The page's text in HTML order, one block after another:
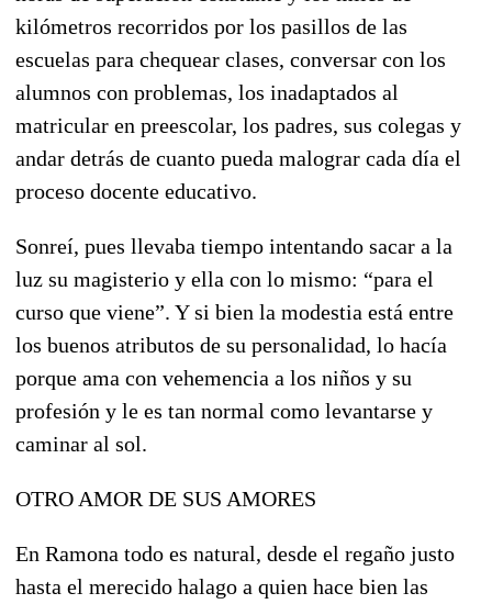
kilómetros recorridos por los pasillos de las
escuelas para chequear clases, conversar con los
alumnos con problemas, los inadaptados al
matricular en preescolar, los padres, sus colegas y
andar detrás de cuanto pueda malograr cada día el
proceso docente educativo.
Sonreí, pues llevaba tiempo intentando sacar a la
luz su magisterio y ella con lo mismo: “para el
curso que viene”. Y si bien la modestia está entre
los buenos atributos de su personalidad, lo hacía
porque ama con vehemencia a los niños y su
profesión y le es tan normal como levantarse y
caminar al sol.
OTRO AMOR DE SUS AMORES
En Ramona todo es natural, desde el regaño justo
hasta el merecido halago a quien hace bien las